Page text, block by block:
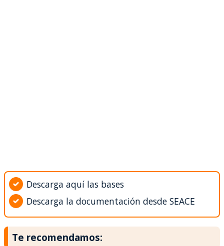
Descarga aquí las bases
Descarga la documentación desde SEACE
Te recomendamos: